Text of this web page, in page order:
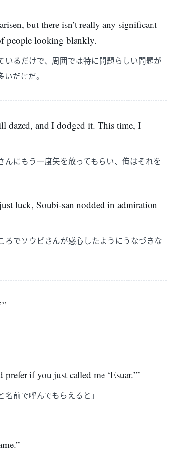
but there isn’t really any significant
people looking blankly.
るだけで、周囲では特に問題らしい問題が
だけだ。
dazed, and I dodged it. This time, I
にもう一度矢を放ってもらい、俺はそれを
luck, Soubi-san nodded in admiration
でソウビさんが感心したようにうなづきな
if you just called me ‘Esuar.’”
前で呼んでもらえると」